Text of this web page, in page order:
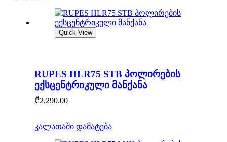
Quick View
RUPES HLR75 STB პოლირების
ექსცენტრიკული მანქანა
₾2,290.00
კალათაში დამატება